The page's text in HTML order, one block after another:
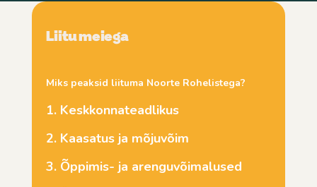
Liitu meiega
Miks peaksid liituma Noorte Rohelistega?
1. Keskkonnateadlikus
2. Kaasatus ja mõjuvõim
3. Õppimis- ja arenguvõimalused